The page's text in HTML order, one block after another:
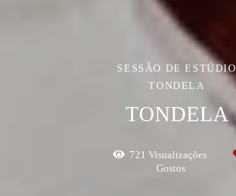
SESSÃO DE ESTÚDIO
TONDELA
TONDELA
721 Visualizações
Gostos